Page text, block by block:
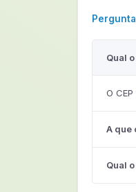
Qual
O
A que
Qual